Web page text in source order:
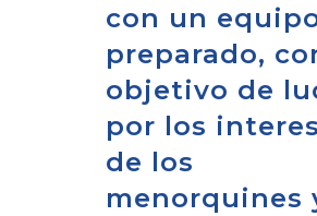
con un
preparado,
objetivo de
por los
de los
menorquines